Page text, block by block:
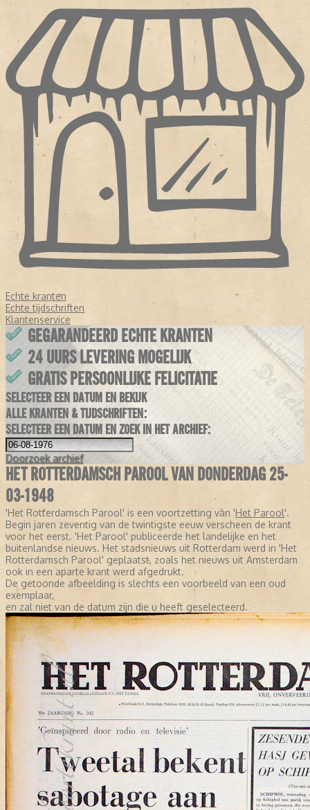
Echte kranten
Echte tijdschriften
Klantenservice
GEGARANDEERD ECHTE KRANTEN
24 UURS LEVERING MOGELIJK
GRATIS PERSOONLIJKE FELICITATIE
SELECTEER EEN DATUM EN BEKIJK
ALLE KRANTEN & TIJDSCHRIFTEN:
SELECTEER EEN DATUM EN ZOEK IN HET ARCHIEF:
Doorzoek archief
HET ROTTERDAMSCH PAROOL VAN DONDERDAG 25-
03-1948
'Het Rotterdamsch Parool' is een voortzetting van 'Het Parool'.
Begin jaren zeventig van de twintigste eeuw verscheen de krant
voor het eerst. 'Het Parool' publiceerde het landelijke en het
buitenlandse nieuws. Het stadsnieuws uit Rotterdam werd in 'Het
Rotterdamsch Parool' geplaatst, zoals het nieuws uit Amsterdam
ook in een aparte krant werd afgedrukt.
De getoonde afbeelding is slechts een voorbeeld van een oud
exemplaar,
en zal niet van de datum zijn die u heeft geselecteerd.